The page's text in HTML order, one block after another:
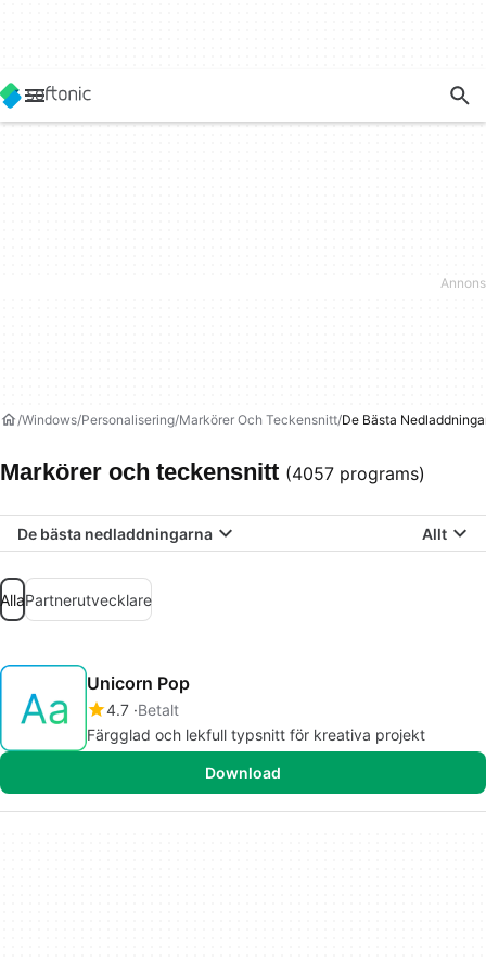
Windows Personalisering Markörer Och Teckensnitt De Bästa
Markörer och teckensnitt (4057 programs)
De bästa nedladdningarna Allt
AllaPartnerutvecklare
Unicorn Pop
4.7 Betalt
Färgglad och lekfull typsnitt för kreativa projekt
Download